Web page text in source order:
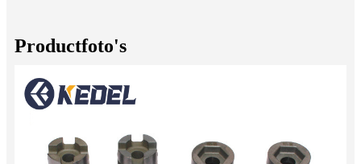
Productfoto's